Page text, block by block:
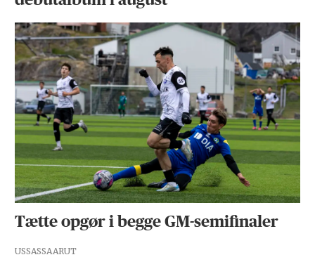
Tætte opgør i begge GM-semifinaler
USSASSAARUT